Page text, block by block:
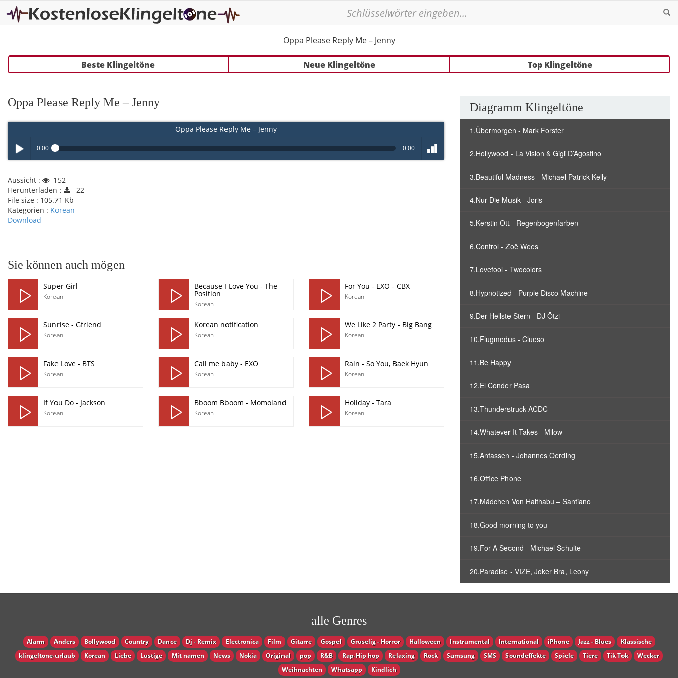
Oppa Please Reply Me – Jenny
Beste Klingeltöne Neue Klingeltöne Top Klingeltöne
Oppa Please Reply Me – Jenny
Oppa Please Reply Me – Jenny
Play /
0:00 0:00
Aussicht :
152
Herunterladen :
22
File size : 105.71 Kb
Kategorien : Korean
Download
Sie können auch mögen
Super Girl
Korean
Because I Love You - The
Position
Korean
For You - EXO - CBX
Korean
Sunrise - Gfriend
Korean
Korean notification
Korean
We Like 2 Party - Big Bang
Korean
Fake Love - BTS
Korean
Call me baby - EXO
Korean
Rain - So You, Baek Hyun
Korean
If You Do - Jackson
Korean
Bboom Bboom - Momoland
Korean
Holiday - Tara
Korean
Diagramm Klingeltöne
1.Übermorgen - Mark Forster
2.Hollywood - La Vision & Gigi D’Agostino
3.Beautiful Madness - Michael Patrick Kelly
4.Nur Die Musik - Joris
5.Kerstin Ott - Regenbogenfarben
6.Control - Zoë Wees
7.Lovefool - Twocolors
8.Hypnotized - Purple Disco Machine
9.Der Hellste Stern - DJ Ötzi
10.Flugmodus - Clueso
11.Be Happy
12.El Conder Pasa
13.Thunderstruck ACDC
14.Whatever It Takes - Milow
15.Anfassen - Johannes Oerding
16.Office Phone
17.Mädchen Von Haithabu – Santiano
18.Good morning to you
19.For A Second - Michael Schulte
20.Paradise - VIZE, Joker Bra, Leony
alle Genres
Alarm Anders Bollywood Country Dance Dj - Remix Electronica Film Gitarre Gospel Gruselig - Horror Halloween Instrumental International iPhone Jazz - Blues
Klassische
klingeltone-urlaub
Korean Liebe Lustige Mit namen News Nokia Original pop R&B Rap-Hip hop Relaxing Rock Samsung SMS Soundeffekte Spiele Tiere Tik Tok
Wecker
Weihnachten
Whatsapp Кindlich